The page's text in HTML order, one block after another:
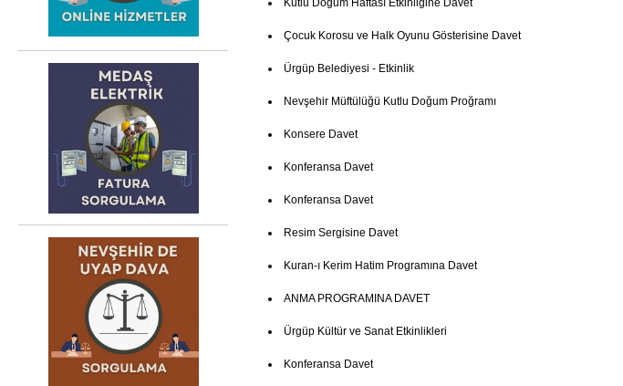
Kutlu Doğum Haftası Etkinliğine Davet
Çocuk Korosu ve Halk Oyunu Gösterisine Davet
Ürgüp Belediyesi - Etkinlik
Nevşehir Müftülüğü Kutlu Doğum Proğramı
Konsere Davet
Konferansa Davet
Konferansa Davet
Resim Sergisine Davet
Kuran-ı Kerim Hatim Programına Davet
ANMA PROGRAMINA DAVET
Ürgüp Kültür ve Sanat Etkinlikleri
Konferansa Davet